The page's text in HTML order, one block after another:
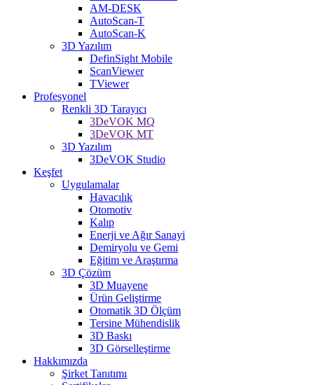
AM-DESK
AutoScan-T
AutoScan-K
3D Yazılım
DefinSight Mobile
ScanViewer
TViewer
Profesyonel
Renkli 3D Tarayıcı
3DeVOK MQ
3DeVOK MT
3D Yazılım
3DeVOK Studio
Keşfet
Uygulamalar
Havacılık
Otomotiv
Kalıp
Enerji ve Ağır Sanayi
Demiryolu ve Gemi
Eğitim ve Araştırma
3D Çözüm
3D Muayene
Ürün Geliştirme
Otomatik 3D Ölçüm
Tersine Mühendislik
3D Baskı
3D Görselleştirme
Hakkımızda
Şirket Tanıtımı